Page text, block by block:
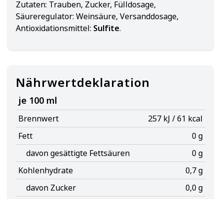
Zutaten: Trauben, Zucker, Fülldosage,
Säureregulator: Weinsäure, Versanddosage,
Antioxidationsmittel: Sulfite.
Nährwertdeklaration
je 100 ml
Brennwert
257 kJ / 61 kcal
Fett
0 g
davon gesättigte Fettsäuren
0 g
Kohlenhydrate
0,7 g
davon Zucker
0,0 g